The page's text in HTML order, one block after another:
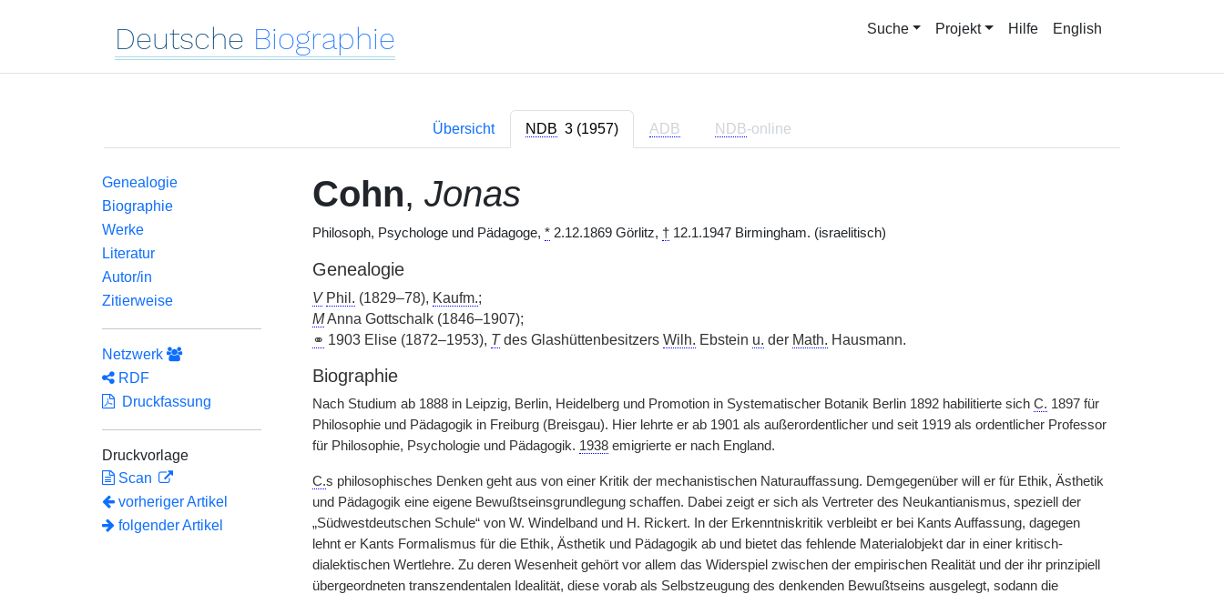
Deutsche Biographie Suche Projekt Hilfe English
Übersicht NDB 3 (1957) ADB NDB-online
Genealogie
Biographie
Werke
Literatur
Autor/in
Zitierweise
Netzwerk
RDF
Druckfassung
Druckvorlage
Scan
vorheriger Artikel
folgender Artikel
Cohn, Jonas
Philosoph, Psychologe und Pädagoge, *2.12.1869 Görlitz, †12.1.1947 Birmingham. (israelitisch)
Genealogie
V Phil. (1829–78), Kaufm.;
MAnna Gottschalk (1846–1907);
⚭ 1903 Elise (1872–1953), Tdes Glashüttenbesitzers Wilh. Ebstein u. der Math. Hausmann.
Biographie
Nach Studium ab 1888 in Leipzig, Berlin, Heidelberg und Promotion in Systematischer Botanik Berlin 1892 habilitierte sich C. 1897 für
Philosophie und Pädagogik in Freiburg (Breisgau). Hier lehrte er ab 1901 als außerordentlicher und seit 1919 als ordentlicher Professor
für Philosophie, Psychologie und Pädagogik. 1938emigrierte er nach England.
C.s philosophisches Denken geht aus von einer Kritik der mechanistischen Naturauffassung. Demgegenüber will er für Ethik, Ästhetik
und Pädagogik eine eigene Bewußtseinsgrundlegung schaffen. Dabei zeigt er sich als Vertreter des Neukantianismus, speziell der
„Südwestdeutschen Schule“ von W. Windelband und H. Rickert. In der Erkenntniskritik verbleibt er bei Kants Auffassung, dagegen
lehnt er Kants Formalismus für die Ethik, Ästhetik und Pädagogik ab und bietet das fehlende Materialobjekt dar in einer kritisch-
dialektischen Wertlehre. Zu deren Wesenheit gehört vor allem das Widerspiel zwischen der empirischen Realität und der ihr prinzipiell
übergeordneten transzendentalen Idealität, diese vorab als Selbstzeugung des denkenden Bewußtseins ausgelegt, sodann die